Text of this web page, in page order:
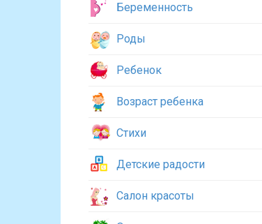
Беременность
Роды
Ребенок
Возраст ребенка
Стихи
Детские радости
Салон красоты